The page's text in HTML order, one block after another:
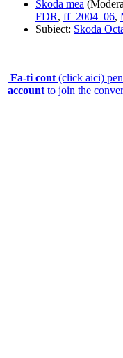
Skoda mea
FDR, ff_2004_06,
Subiect: Skoda
Fa-ti cont (click aici)
account to join the